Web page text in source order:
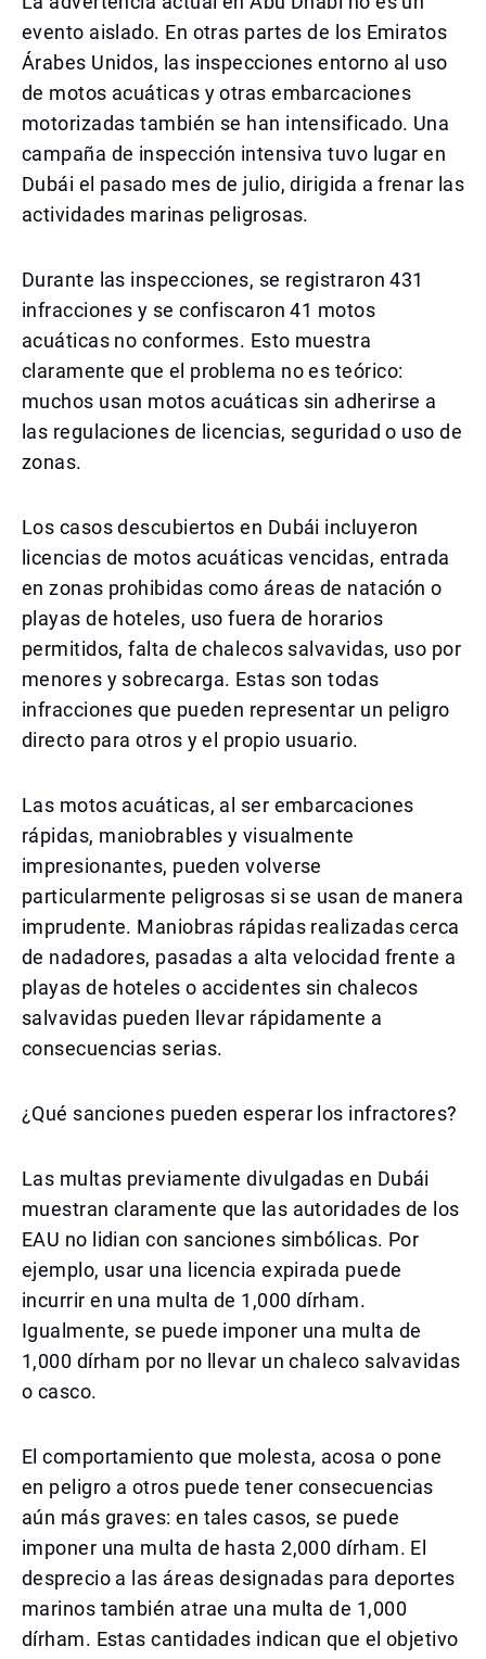
evento aislado. En otras partes de los Emiratos
Árabes Unidos, las inspecciones entorno al uso
de motos acuáticas y otras embarcaciones
motorizadas también se han intensificado. Una
campaña de inspección intensiva tuvo lugar en
Dubái el pasado mes de julio, dirigida a frenar las
actividades marinas peligrosas.
Durante las inspecciones, se registraron 431
infracciones y se confiscaron 41 motos
acuáticas no conformes. Esto muestra
claramente que el problema no es teórico:
muchos usan motos acuáticas sin adherirse a
las regulaciones de licencias, seguridad o uso de
zonas.
Los casos descubiertos en Dubái incluyeron
licencias de motos acuáticas vencidas, entrada
en zonas prohibidas como áreas de natación o
playas de hoteles, uso fuera de horarios
permitidos, falta de chalecos salvavidas, uso por
menores y sobrecarga. Estas son todas
infracciones que pueden representar un peligro
directo para otros y el propio usuario.
Las motos acuáticas, al ser embarcaciones
rápidas, maniobrables y visualmente
impresionantes, pueden volverse
particularmente peligrosas si se usan de manera
imprudente. Maniobras rápidas realizadas cerca
de nadadores, pasadas a alta velocidad frente a
playas de hoteles o accidentes sin chalecos
salvavidas pueden llevar rápidamente a
consecuencias serias.
¿Qué sanciones pueden esperar los infractores?
Las multas previamente divulgadas en Dubái
muestran claramente que las autoridades de los
EAU no lidian con sanciones simbólicas. Por
ejemplo, usar una licencia expirada puede
incurrir en una multa de 1,000 dírham.
Igualmente, se puede imponer una multa de
1,000 dírham por no llevar un chaleco salvavidas
o casco.
El comportamiento que molesta, acosa o pone
en peligro a otros puede tener consecuencias
aún más graves: en tales casos, se puede
imponer una multa de hasta 2,000 dírham. El
desprecio a las áreas designadas para deportes
marinos también atrae una multa de 1,000
dírham. Estas cantidades indican que el objetivo